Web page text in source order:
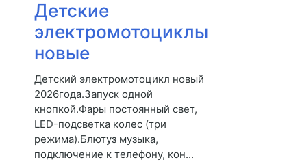
Детские
электромотоциклы
новые
Детский электромотоцикл новый
2026года.Запуск одной
кнопкой.Фары постоянный свет,
LED-подсветка колес (три
режима).Блютуз музыка,
подключение к телефону, кон...